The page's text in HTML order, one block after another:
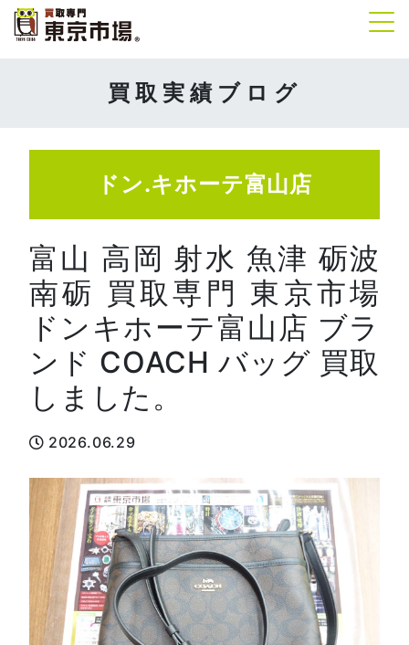
買取実績ブログ
ドン.キホーテ富山店
富山 高岡 射水 魚津 砺波
南砺 買取専門 東京市場
ドンキホーテ富山店 ブラ
ンド COACH バッグ 買取
しました。
2026.06.29